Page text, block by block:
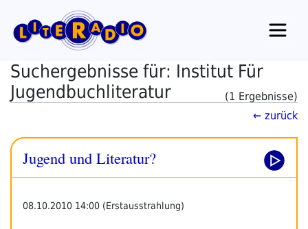
Inhalt
springen
Suchergebnisse für: Institut Für
Jugendbuchliteratur
(1 Ergebnisse)
← zurück
Jugend und Literatur?
08.10.2010 14:00 (Erstausstrahlung)